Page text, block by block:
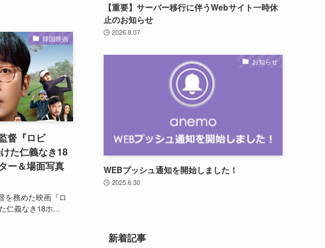
韓国映画
督『ロビ
た仁義なき18
ー＆場面写真
を務めた映画『ロ
仁義なき18ホ...
【重要】サーバー移行に伴うWebサイト一時休
止のお知らせ
2026.8.07
お知らせ
WEBプッシュ通知を開始しました！
2025.6.30
新着記事